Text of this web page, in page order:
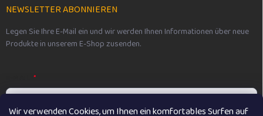
Wir verwenden Cookies, um Ihnen ein komfortables Surfen auf
NEWSLETTER ABONNIEREN
Legen Sie Ihre E-Mail ein und wir werden Ihnen Informationen über neue
Produkte in unserem E-Shop zusenden.